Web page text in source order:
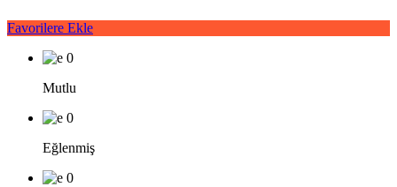
Favorilere Ekle
0
Mutlu
0
Eğlenmiş
0